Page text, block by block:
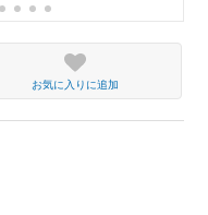
お気に入りに追加